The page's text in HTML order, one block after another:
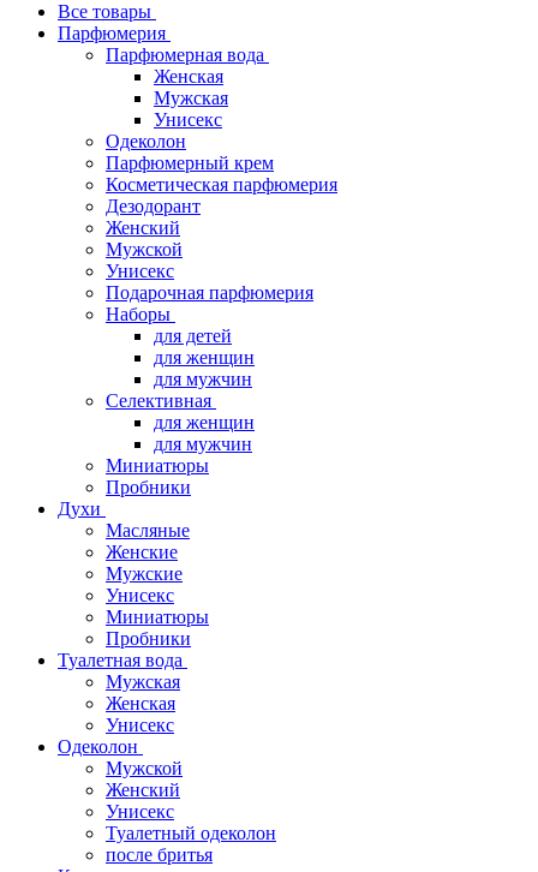
Все товары
Парфюмерия
Парфюмерная вода
Женская
Мужская
Унисекс
Одеколон
Парфюмерный крем
Косметическая парфюмерия
Дезодорант
Женский
Мужской
Унисекс
Подарочная парфюмерия
Наборы
для детей
для женщин
для мужчин
Селективная
для женщин
для мужчин
Миниатюры
Пробники
Духи
Масляные
Женские
Мужские
Унисекс
Миниатюры
Пробники
Туалетная вода
Мужская
Женская
Унисекс
Одеколон
Мужской
Женский
Унисекс
Туалетный одеколон
после бритья